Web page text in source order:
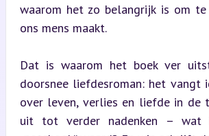
waarom het zo belangrijk is om
ons mens maakt.
Dat is waarom het boek ver
doorsnee liefdesroman: het vangt
over leven, verlies en liefde in de
uit tot verder nadenken – wat